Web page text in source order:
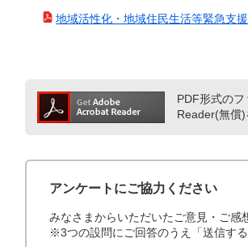
地域活性化・地域住民生活等緊急支
PDF形式の
Reader(無償)
アンケートにご協力ください
みなさまからいただいたご意見・ご感
※3つの設問にご回答のうえ「送信す